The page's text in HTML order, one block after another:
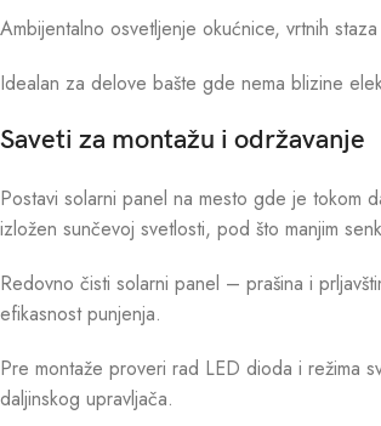
Ambijentalno osvetljenje okućnice, vrtnih staza
Idealan za delove bašte gde nema blizine
Saveti za montažu i održavanje
Postavi solarni panel na mesto gde je tokom
izložen sunčevoj svetlosti, pod što manjim
Redovno čisti solarni panel – prašina i
efikasnost punjenja.
Pre montaže proveri rad LED dioda i režima
daljinskog upravljača.